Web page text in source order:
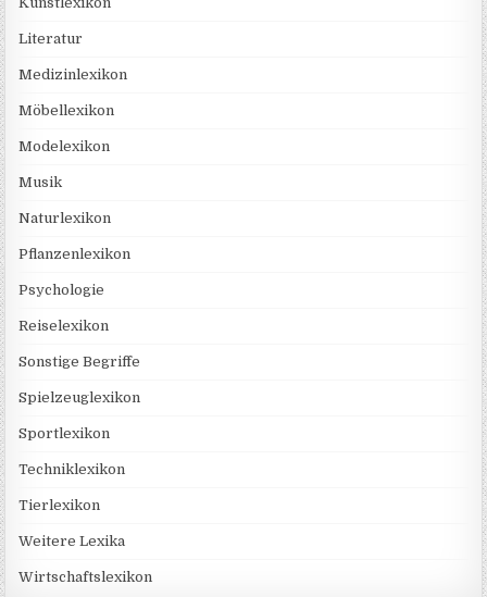
Literatur
Medizinlexikon
Möbellexikon
Modelexikon
Musik
Naturlexikon
Pflanzenlexikon
Psychologie
Reiselexikon
Sonstige Begriffe
Spielzeuglexikon
Sportlexikon
Techniklexikon
Tierlexikon
Weitere Lexika
Wirtschaftslexikon